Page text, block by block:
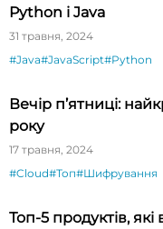
Python і Java
31 травня, 2024
#Java#JavaScript#Python
Вечір п’ятниці:
року
17 травня, 2024
#Cloud#Топ#Шифрування
Топ-5 продуктів,